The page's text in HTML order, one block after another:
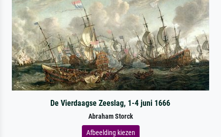
De Vierdaagse Zeeslag, 1-4 juni 1666
Abraham Storck
Afbeelding kiezen